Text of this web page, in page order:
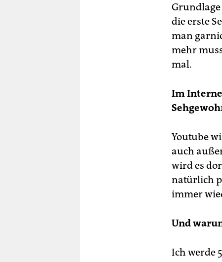
Grundlage
die erste
man
mehr
mal.
Im
Youtube
auch
wird es
natürlich
immer
Und
Ich werde